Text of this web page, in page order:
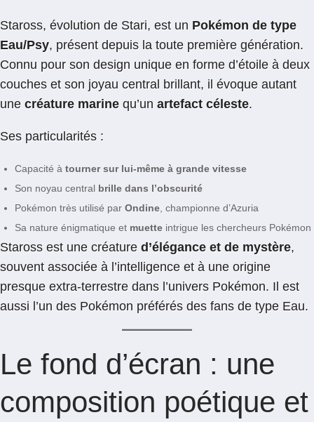
Staross, évolution de Stari, est un Pokémon de type
Eau/Psy, présent depuis la toute première génération.
Connu pour son design unique en forme d’étoile à deux
couches et son joyau central brillant, il évoque autant
une créature marine qu’un artefact céleste.
Ses particularités :
Capacité à tourner sur lui-même à grande vitesse
Son noyau central brille dans l’obscurité
Pokémon très utilisé par Ondine , championne d’Azuria
Sa nature énigmatique et muette intrigue les chercheurs Pokémon
Staross est une créature d’élégance et de mystère,
souvent associée à l’intelligence et à une origine
presque extra-terrestre dans l’univers Pokémon. Il est
aussi l’un des Pokémon préférés des fans de type Eau.
Le fond d’écran : une
composition poétique et